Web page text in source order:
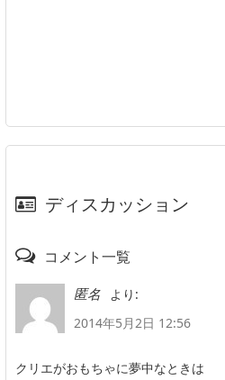
ディスカッション
コメント一覧
匿名
より:
2014年5月2日 12:56
クリエがおもちゃに夢中なときは